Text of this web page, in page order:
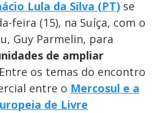
Lula da Silva (PT) se
feira (15), na Suíça, com o
Guy Parmelin, para
de ampliar
os temas do encontro
entre o Mercosul e a
de Livre